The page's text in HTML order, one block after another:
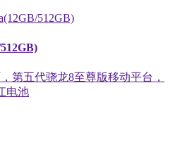
第五代骁龙8至尊版移动平台，
电池